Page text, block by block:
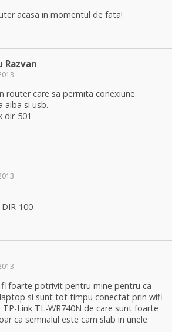
acasa in momentul de fata!
Razvan
router care sa permita conexiune
aiba si usb.
dir-501
100
fi foarte potrivit pentru mine pentru ca
si sunt tot timpu conectat prin wifi
Link TL-WR740N de care sunt foarte
ca semnalul este cam slab in unele